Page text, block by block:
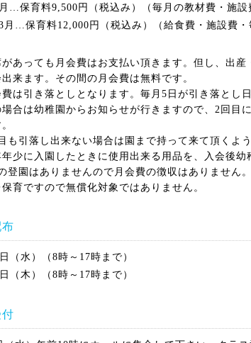
…保育料9,500円（税込み）（毎月の教材費・施設
月…保育料12,000円（税込み）（給食費・施設費・
があっても月会費はお支払い頂きます。但し、出
来ます。その間の月会費は無料です。
費は引き落としとなります。毎月5日が引き落とし
場合は幼稚園からお知らせが行きますので、2回目
も引落し出来ない場合は園まで持って来て頂くよ
少に入園したときに使用出来る用品を、入会後幼
登園はありませんので月会費の徴収はありません。
保育ですので無償化対象ではありません。
（水）（8時～17時まで）
（木）（8時～17時まで）